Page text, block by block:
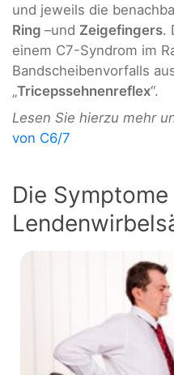
und jeweils die
Ring –und Zeigefingers.
einem C7-Syndrom im
Bandscheibenvorfalls
„Tricepssehnenreflex“.
Lesen Sie hierzu mehr
von C6/7
Die